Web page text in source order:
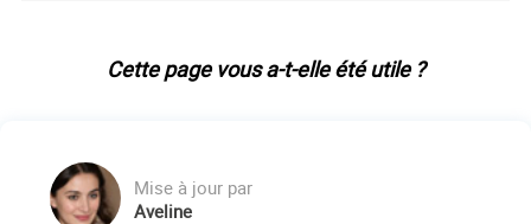
Cette page vous a-t-elle été utile ?
Mise à jour par
Aveline